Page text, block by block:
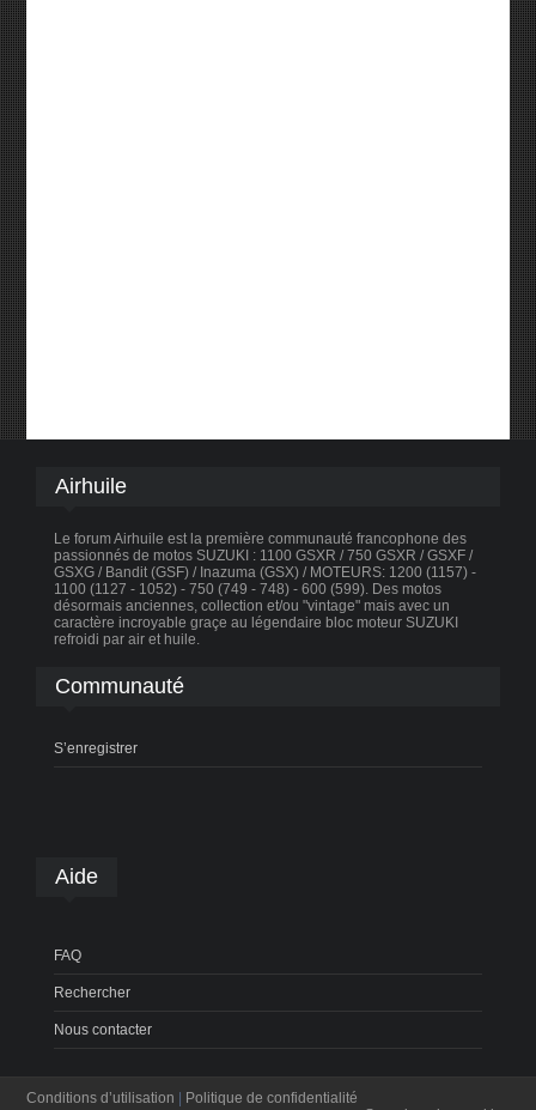
Airhuile
Le forum Airhuile est la première communauté francophone des
passionnés de motos SUZUKI : 1100 GSXR / 750 GSXR / GSXF /
GSXG / Bandit (GSF) / Inazuma (GSX) / MOTEURS: 1200 (1157) -
1100 (1127 - 1052) - 750 (749 - 748) - 600 (599). Des motos
désormais anciennes, collection et/ou "vintage" mais avec un
caractère incroyable graçe au légendaire bloc moteur SUZUKI
refroidi par air et huile.
Communauté
S’enregistrer
Aide
FAQ
Rechercher
Nous contacter
Conditions d’utilisation | Politique de confidentialité